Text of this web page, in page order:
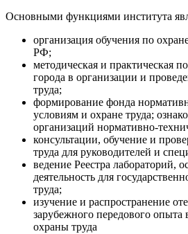
Основными функциями института
организация обучения по
РФ;
методическая и практическая
города в организации и
труда;
формирование фонда
условиям и охране труда;
организаций нормативно-
консультации, обучение и
труда для руководителей и
ведение Реестра лабораторий,
деятельность для
труда;
изучение и распространение
зарубежного передового опыта
охраны труда